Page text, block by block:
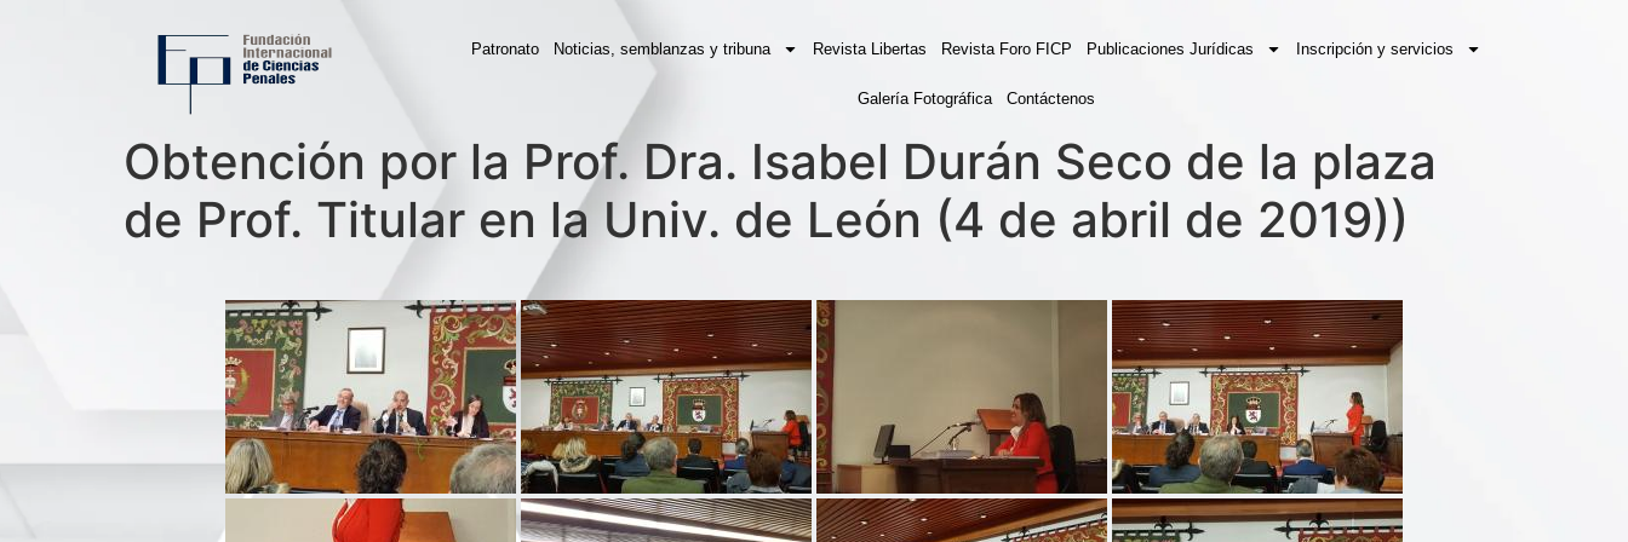
Patronato Noticias, semblanzas y tribuna Revista Libertas Revista Foro FICP Publicaciones Jurídicas Inscripción y servicios
Galería Fotográfica Contáctenos
Obtención por la Prof. Dra. Isabel Durán Seco de la plaza
de Prof. Titular en la Univ. de León (4 de abril de 2019))